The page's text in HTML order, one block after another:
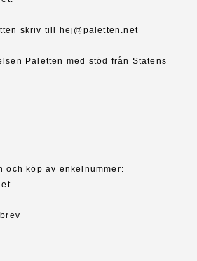
skriv till hej@paletten.net
Paletten med stöd från Statens
och köp av enkelnummer: